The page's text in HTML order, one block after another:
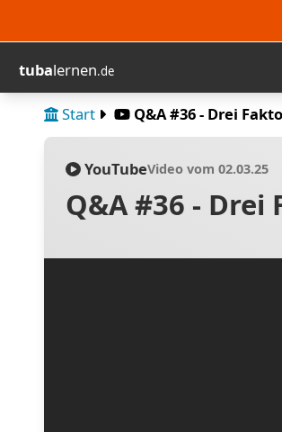
tubalernen.de
Start Q&A #36 - Drei
YouTubeVideo vom 02.03.25
Q&A #36 -